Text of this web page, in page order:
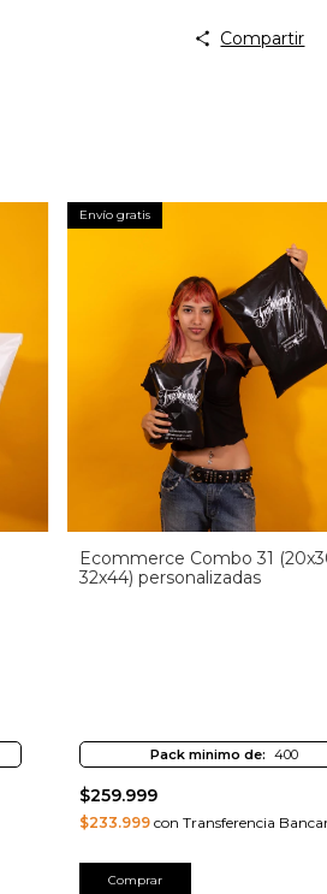
Compartir
Envío gratis
Ecommerce Combo 31
32x44) personalizadas
Pack minimo de: 400
$259.999
$233.999con Transferencia
Comprar